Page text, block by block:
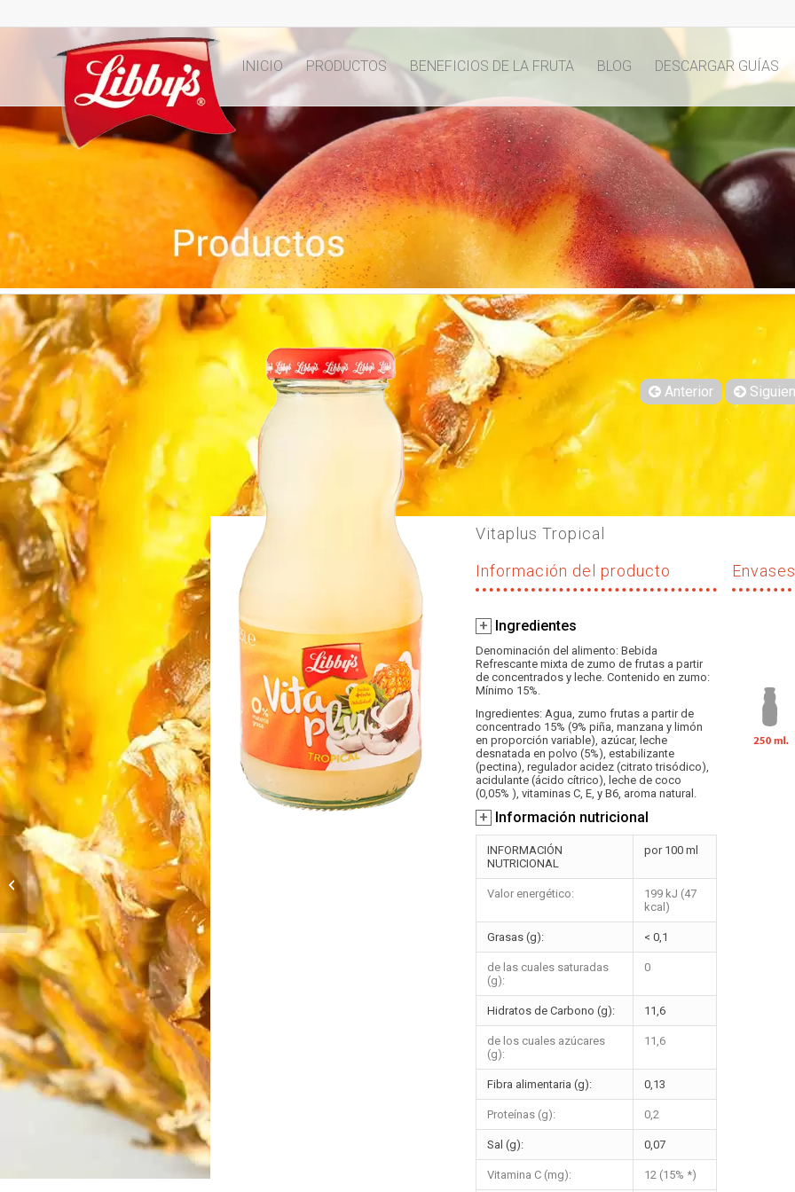
INICIO PRODUCTOS BENEFICIOS DE LA FRUTA BLOG DESCARGAR GUÍAS
Vitaplus Tropical
Información del producto
+ Ingredientes
Denominación del alimento: Bebida
Refrescante mixta de zumo de frutas a partir
de concentrados y leche. Contenido en zumo:
Mínimo 15%.
Ingredientes: Agua, zumo frutas a partir de
concentrado 15% (9% piña, manzana y limón
en proporción variable), azúcar, leche
desnatada en polvo (5%), estabilizante
(pectina), regulador acidez (citrato trisódico),
acidulante (ácido cítrico), leche de coco
(0,05% ), vitaminas C, E, y B6, aroma natural.
+ Información nutricional
INFORMACIÓN
NUTRICIONAL
por 100 ml
Valor energético:
199 kJ (47
kcal)
Grasas (g): < 0,1
de las cuales saturadas
(g):
0
Hidratos de Carbono (g): 11,6
de los cuales azúcares
(g):
11,6
Fibra alimentaria (g): 0,13
Proteínas (g): 0,2
Sal (g): 0,07
Vitamina C (mg): 12 (15% *)
Anterior
Vitaplus Macaronesia
(cristal 250ml)